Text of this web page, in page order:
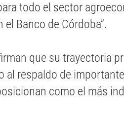
todo el sector
Banco de Córdoba”.
que su trayectoria
al respaldo de
como el más